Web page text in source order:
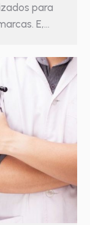
para
E,…